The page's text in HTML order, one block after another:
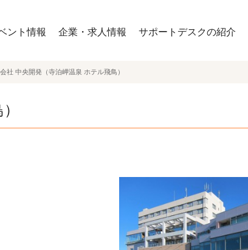
ント情報 企業・求人情報 サポートデスクの紹介
社 中央開発（寺泊岬温泉 ホテル飛鳥）